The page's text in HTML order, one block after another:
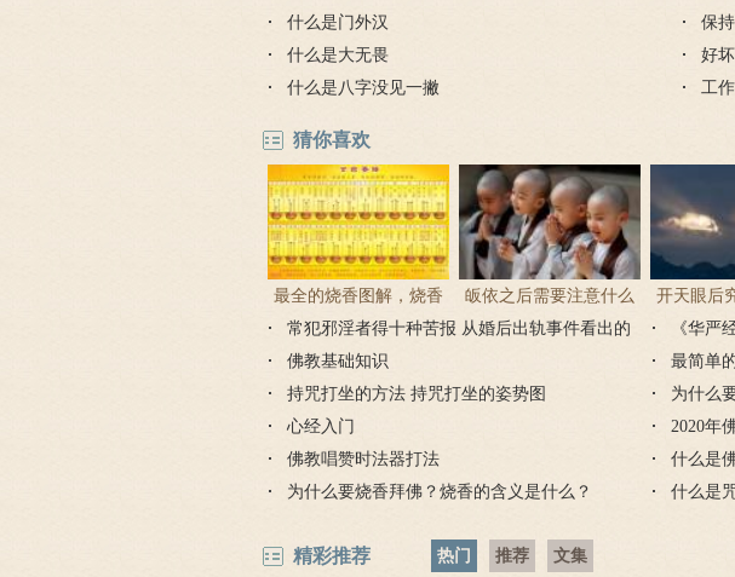
什么是门外汉
什么是大无畏
什么是八字没见一撇
保
好
工
猜你喜欢
最全的烧香图解，烧香
有何含义与讲究？
皈依之后需要注意什么
吗 皈依佛门后的注意事
开天眼后
常犯邪淫者得十种苦报 从婚后出轨事件看出的
因果报应
《华严
佛教基础知识
最简单
持咒打坐的方法 持咒打坐的姿势图
为什么
心经入门
2020年
佛教唱赞时法器打法
什么是
为什么要烧香拜佛？烧香的含义是什么？
什么是
精彩推荐 热门 推荐 文集